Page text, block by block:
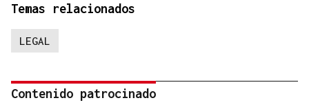
Temas relacionados
LEGAL
Contenido patrocinado